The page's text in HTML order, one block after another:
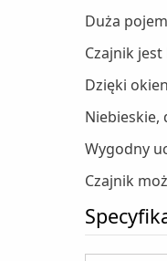
Duża
Czajnik
Dzięki
Niebieskie,
Wygodny
Czajnik